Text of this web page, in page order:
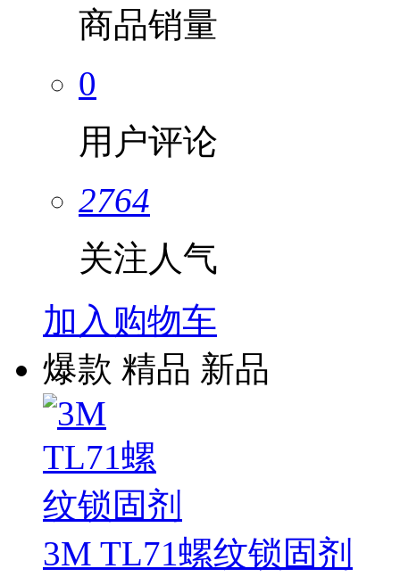
商品销量
0
用户评论
2764
关注人气
加入购物车
爆款 精品 新品
3M TL71螺纹锁固剂